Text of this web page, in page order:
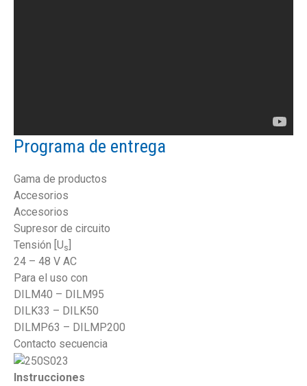
Programa de entrega
Gama de productos
Accesorios
Accesorios
Supresor de circuito
Tensión [Us
24 – 48 V AC
Para el uso con
DILM40 – DILM95
DILK33 – DILK50
DILMP63 – DILMP200
Contacto secuencia
Instrucciones